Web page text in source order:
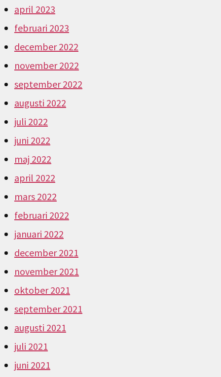
april 2023
februari 2023
december 2022
november 2022
september 2022
augusti 2022
juli 2022
juni 2022
maj 2022
april 2022
mars 2022
februari 2022
januari 2022
december 2021
november 2021
oktober 2021
september 2021
augusti 2021
juli 2021
juni 2021